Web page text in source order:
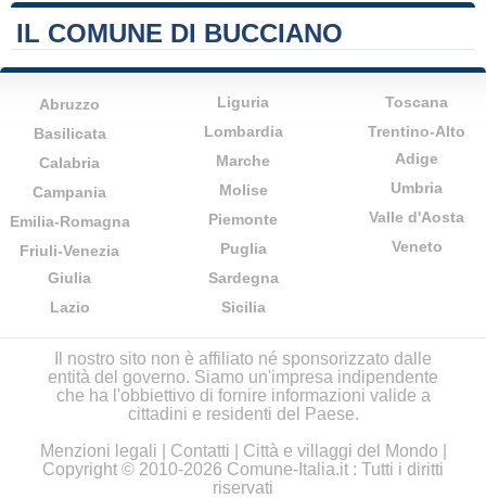
IL COMUNE DI BUCCIANO
Abruzzo
Basilicata
Calabria
Campania
Emilia-Romagna
Friuli-Venezia
Giulia
Lazio
Liguria
Lombardia
Marche
Molise
Piemonte
Puglia
Sardegna
Sicilia
Toscana
Trentino-Alto
Adige
Umbria
Valle d'Aosta
Veneto
Il nostro sito non è affiliato né sponsorizzato dalle
entità del governo. Siamo un'impresa indipendente
che ha l'obbiettivo di fornire informazioni valide a
cittadini e residenti del Paese.
Menzioni legali
Contatti Città e villaggi del Mondo
Copyright © 2010-2026 Comune-Italia.it : Tutti i diritti
riservati